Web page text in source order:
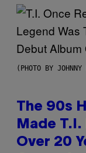
(PHOTO BY JOHNNY
The 90s
Made
Over 20